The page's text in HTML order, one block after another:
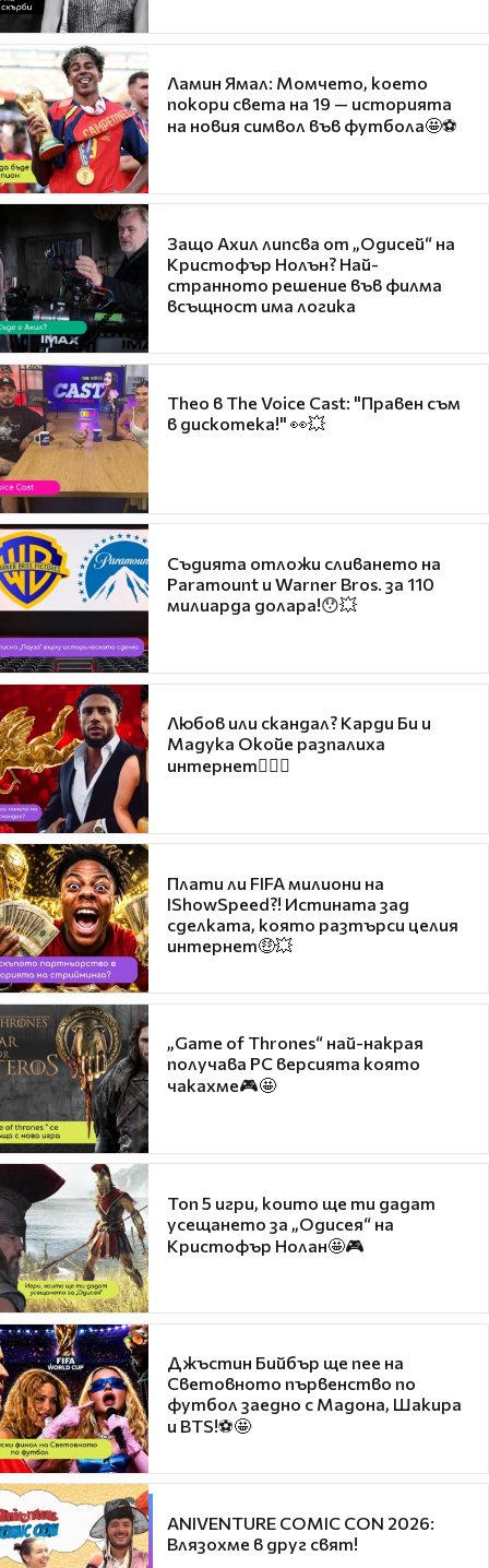
Ламин Ямал: Момчето, което
покори света на 19 — историята
на новия символ във футбола🤩⚽
Защо Ахил липсва от „Одисей“ на
Кристофър Нолън? Най-
странното решение във филма
всъщност има логика
Theo в The Voice Cast: "Правен съм
в дискотека!" 👀💥
Съдията отложи сливането на
Paramount и Warner Bros. за 110
милиарда долара!😯💥
Любов или скандал? Карди Би и
Мадука Окойе разпалиха
интернет❤️‍🔥🔥
Плати ли FIFA милиони на
IShowSpeed?! Истината зад
сделката, която разтърси целия
интернет🤑💥
„Game of Thrones“ най-накрая
получава PC версията която
чакахме🎮🤩
Топ 5 игри, които ще ти дадат
усещането за „Одисея“ на
Кристофър Нолан🤩🎮
Джъстин Бийбър ще пее на
Световното първенство по
футбол заедно с Мадона, Шакира
и BTS!⚽🤩
ANIVENTURE COMIC CON 2026:
Влязохме в друг свят!